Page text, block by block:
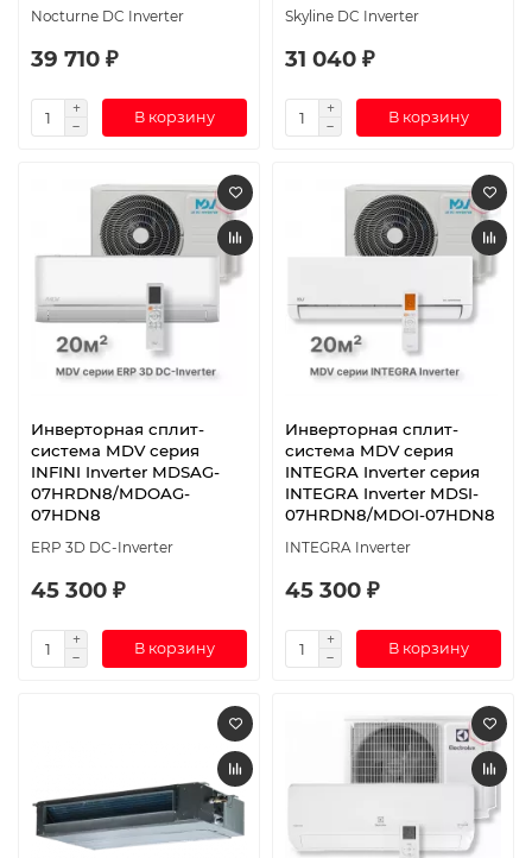
Nocturne DC Inverter
39 710 ₽
В корзину
Skyline DC Inverter
31 040 ₽
В корзину
Инверторная сплит-
система MDV серия
INFINI Inverter MDSAG-
07HRDN8/MDOAG-
07HDN8
ERP 3D DC-Inverter
45 300 ₽
В корзину
Инверторная сплит-
система MDV серия
INTEGRA Inverter серия
INTEGRA Inverter MDSI-
07HRDN8/MDOI-07HDN8
INTEGRA Inverter
45 300 ₽
В корзину